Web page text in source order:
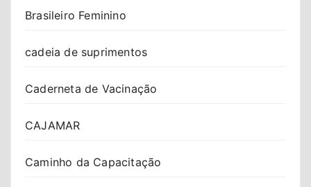
Brasileiro Feminino
cadeia de suprimentos
Caderneta de Vacinação
CAJAMAR
Caminho da Capacitação